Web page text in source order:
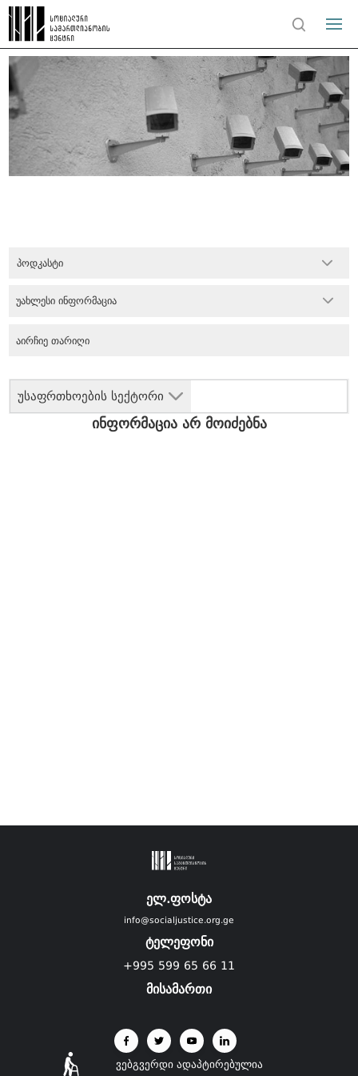
პოდკასტი
უსაფრთხოების სექტორი
უახლესი ინფორმაცია
ინფორმაცია არ მოიძებნა
ელ.ფოსტა
info@socialjustice.org.ge
ტელეფონი
+995 599 65 66 11
მისამართი
ვებგვერდი ადაპტირებულია